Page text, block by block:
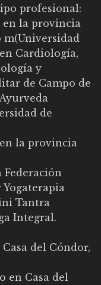
profesional:
en la provincia
m(Universidad
Cardiología,
y
de Campo de
de
la provincia
Federación
Tantra
Integral.
del Cóndor,
en Casa del